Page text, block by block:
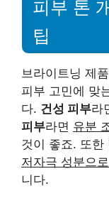
피부 톤
팁
브라이트닝 제
피부 고민에 맞
다. 건성 피부라
피부라면 유분
것이 좋죠. 또한
저자극 성분으
니다.